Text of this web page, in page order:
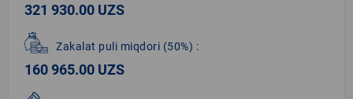
321 930.00 UZS
Zakalat puli miqdori (50%) :
160 965.00 UZS